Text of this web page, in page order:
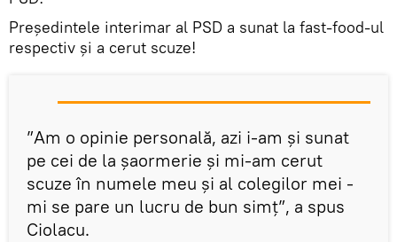
Președintele interimar al PSD a sunat la fast-food-ul
respectiv și a cerut scuze!
”Am o opinie personală, azi i-am și sunat
pe cei de la șaormerie și mi-am cerut
scuze în numele meu și al colegilor mei -
mi se pare un lucru de bun simț”, a spus
Ciolacu.